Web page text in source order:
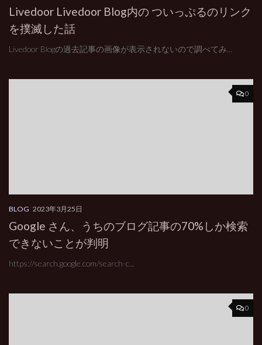
Livedoor Livedoor Blog内の ついっぷるのリンク
を撲滅した話
Livedoor Blogの過去記事の画像が表示されないので調べてみ...
0
BLOG 2023年3月25日
Google さん、うちのブログ記事の70%しか検索
できないことが判明
https://search.google.com/search-c...
0